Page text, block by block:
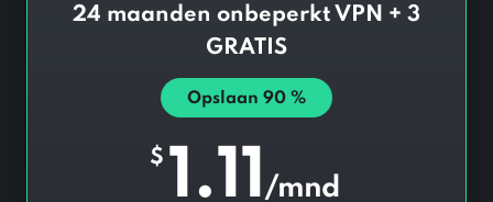
24 maanden onbeperkt VPN + 3
GRATIS
Opslaan 90 %
$ 1.11/mnd